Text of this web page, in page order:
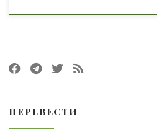
ПЕРЕВЕСТИ